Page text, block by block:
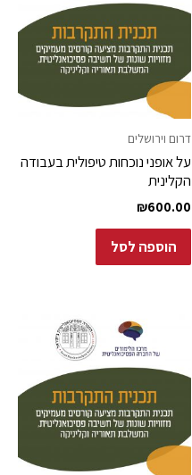
דרום וירושלים
על אופני נוכחות טיפולית בעבודה
הקלינית
₪600.00
הוספה לסל